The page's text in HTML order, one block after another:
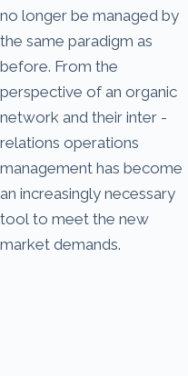
no longer be managed by
the same paradigm as
before. From the
perspective of an organic
network and their inter -
relations operations
management has become
an increasingly necessary
tool to meet the new
market demands.